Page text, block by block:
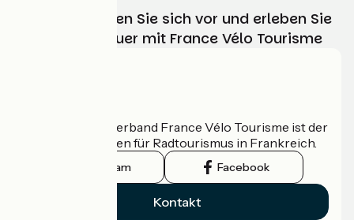
Wählen, bereiten Sie sich vor und erleben Sie
Ihr Radabenteuer mit France Vélo Tourisme
Der nationale Verband France Vélo Tourisme ist der
offizielle Leitfaden für Radtourismus in Frankreich.
Instagram Facebook
Kontakt